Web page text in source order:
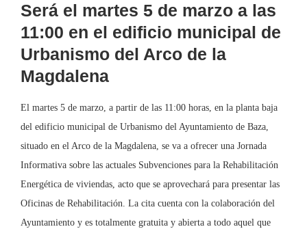
Será el martes 5 de marzo a las
11:00 en el edificio municipal de
Urbanismo del Arco de la
Magdalena
El martes 5 de marzo, a partir de las 11:00 horas, en la planta baja
del edificio municipal de Urbanismo del Ayuntamiento de Baza,
situado en el Arco de la Magdalena, se va a ofrecer una Jornada
Informativa sobre las actuales Subvenciones para la Rehabilitación
Energética de viviendas, acto que se aprovechará para presentar las
Oficinas de Rehabilitación. La cita cuenta con la colaboración del
Ayuntamiento y es totalmente gratuita y abierta a todo aquel que